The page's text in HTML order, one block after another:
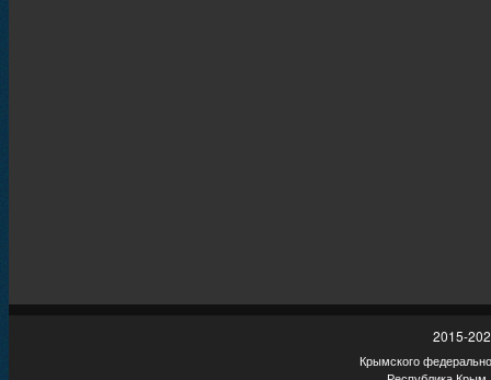
2015-
Крымского